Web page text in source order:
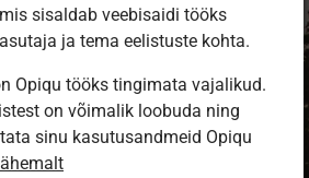
Opiqusse
end tuvastada
sisaldab veebisaidi tööks
ja tema eelistuste kohta.
Opiqu tööks tingimata vajalikud.
on võimalik loobuda ning
sinu kasutusandmeid Opiqu